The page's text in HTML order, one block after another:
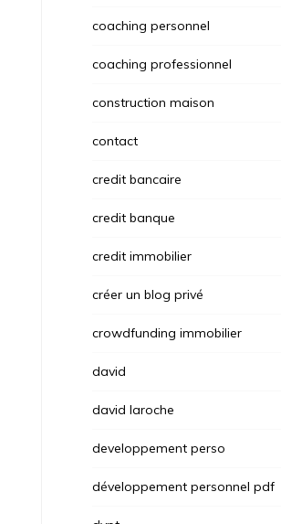
coaching personnel
coaching professionnel
construction maison
contact
credit bancaire
credit banque
credit immobilier
créer un blog privé
crowdfunding immobilier
david
david laroche
developpement perso
développement personnel pdf